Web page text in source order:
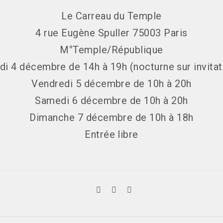
Le Carreau du Temple
4 rue Eugène Spuller 75003 Paris
M°Temple/République
4 décembre de 14h à 19h (nocturne sur
Vendredi 5 décembre de 10h à 20h
Samedi 6 décembre de 10h à 20h
Dimanche 7 décembre de 10h à 18h
Entrée libre